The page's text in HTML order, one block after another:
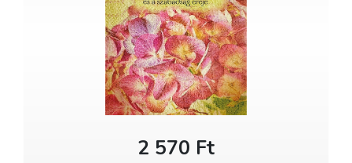
2 570 Ft